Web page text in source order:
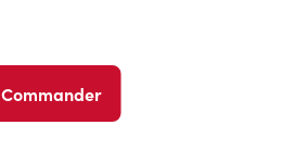
Commander